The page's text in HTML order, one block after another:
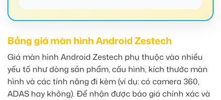
Bảng giá màn hình Android Zestech
Giá màn hình Android Zestech phụ thuộc vào nhiều
yếu tố như dòng sản phẩm, cấu hình, kích thước màn
hình và các tính năng đi kèm (ví dụ: có camera 360,
ADAS hay không). Để nhận được báo giá chính xác và